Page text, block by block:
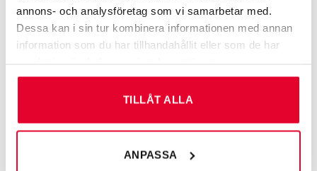
annons- och analysföretag som vi samarbetar med.
Dessa kan i sin tur kombinera informationen med annan
information som du har tillhandahållit eller som de har
TILLÅT ALLA
ANPASSA